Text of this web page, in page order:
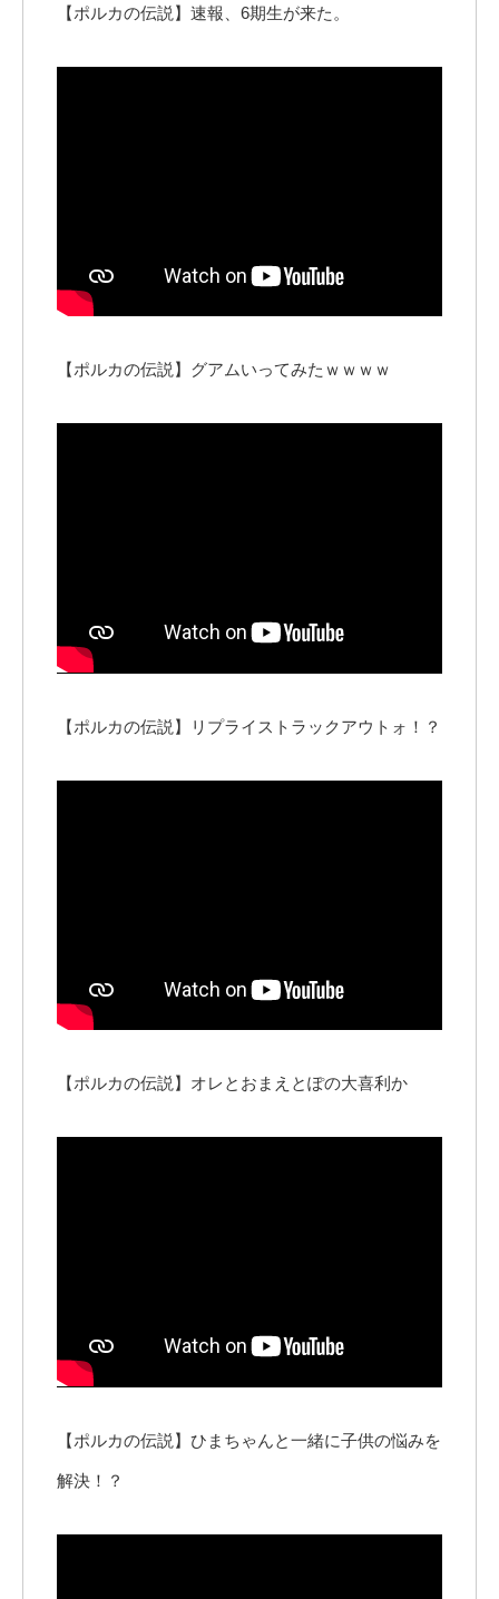
【ポルカの伝説】速報、6期生が来た。
【ポルカの伝説】グアムいってみたｗｗｗｗ
【ポルカの伝説】リプライストラックアウトォ！？
【ポルカの伝説】オレとおまえとぽの大喜利か
【ポルカの伝説】ひまちゃんと一緒に子供の悩みを
解決！？